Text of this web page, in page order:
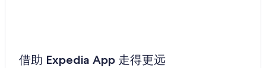
借助 Expedia App 走得更远